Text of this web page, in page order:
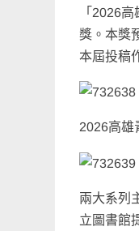
「2026
獎。本獎
本屆投稿
2026高雄
兩大系列
立圖書館